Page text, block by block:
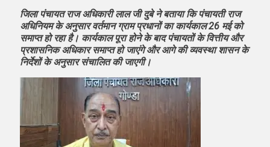
जिला पंचायत राज अधिकारी लाल जी दुबे ने बताया कि पंचायती राज
अधिनियम के अनुसार वर्तमान ग्राम प्रधानों का कार्यकाल 26 मई को
समाप्त हो रहा है। कार्यकाल पूरा होने के बाद पंचायतों के वित्तीय और
प्रशासनिक अधिकार समाप्त हो जाएंगे और आगे की व्यवस्था शासन के
निर्देशों के अनुसार संचालित की जाएगी।